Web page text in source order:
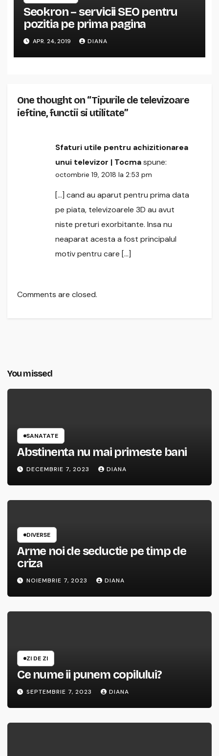
Seokron – servicii SEO pentru
pozitia pe prima pagina
APR. 24, 2019 DIANA
One thought on “Tipurile de televizoare
ieftine, functii si utilitate”
Sfaturi utile pentru achizitionarea
unui televizor | Tocmaspune:
octombrie 19, 2018 la 2:53 pm
[…] cand au aparut pentru prima data
pe piata, televizoarele 3D au avut
niste preturi exorbitante. Insa nu
neaparat acesta a fost principalul
motiv pentru care […]
Comments are closed.
You missed
SANATATE
Abstinenta nu mai primeste bani
DECEMBRIE 7, 2023 DIANA
DIVERSE
Arme noi de seductie pe timp de
criza
NOIEMBRIE 7, 2023 DIANA
ZI DE ZI
Ce nume ii punem copilului?
SEPTEMBRIE 7, 2023 DIANA